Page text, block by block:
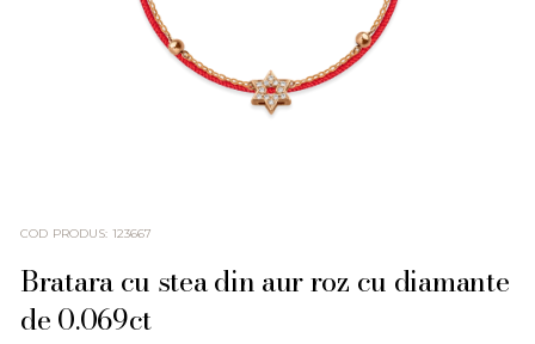
COD PRODUS: 123667
Bratara cu stea din aur roz cu diamante
de 0.069ct